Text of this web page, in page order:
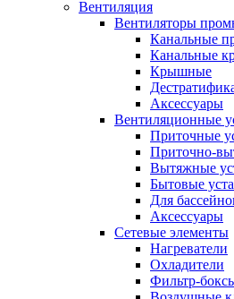
Вентиляция
Вентиляторы
Канальные
Канальные
Крышные
Аксессуары
Вентиляционные
Приточные
Приточно-
Вытяжные
Бытовые
Для
Аксессуары
Сетевые элементы
Нагреватели
Охладители
Фильтр-